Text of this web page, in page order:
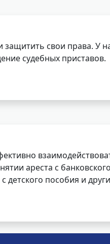
свои права. У
судебных приставов.
ареста с
детского пособия и